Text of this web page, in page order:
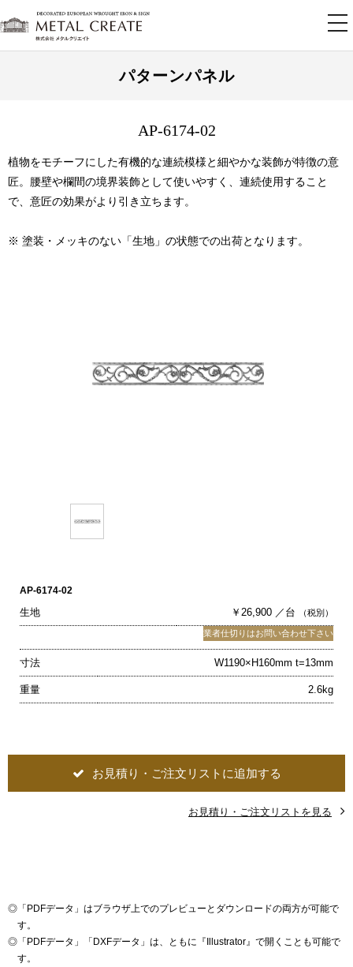
パターンパネル
AP-6174-02
植物をモチーフにした有機的な連続模様と細やかな装飾が特徴の意
匠。腰壁や欄間の境界装飾として使いやすく、連続使用すること
で、意匠の効果がより引き立ちます。
※ 塗装・メッキのない「生地」の状態での出荷となります。
AP-6174-02
生地 ￥26,900 ／台 （税別）
業者仕切りはお問い合わせ下さい
寸法 W1190×H160mm t=13mm
重量 2.6kg
お見積り・ご注文リストに追加する
お見積り・ご注文リストを見る
◎ 「PDFデータ」はブラウザ上でのプレビューとダウンロードの両方が可能で
す。
◎ 「PDFデータ」「DXFデータ」は、ともに『Illustrator』で開くことも可能で
す。